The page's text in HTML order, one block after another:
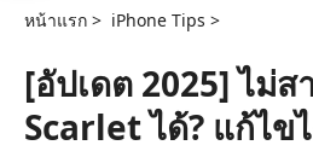
ReiBoot
หน้าแรก > iPhone Tips >
[อัปเดต 2025] ไม่
Scarlet ได้? แก้ไข